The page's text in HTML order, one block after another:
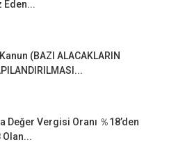
Eden...
(BAZI ALACAKLARIN
Değer Vergisi Oranı ％18’den
Olan...